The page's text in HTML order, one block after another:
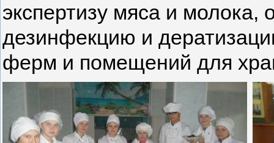
экспертизу мяса и молока,
дезинфекцию и
ферм и помещений для